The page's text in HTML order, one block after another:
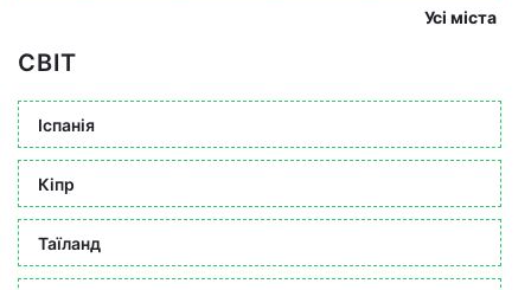
Усі міста
СВІТ
Іспанія
Кіпр
Таїланд